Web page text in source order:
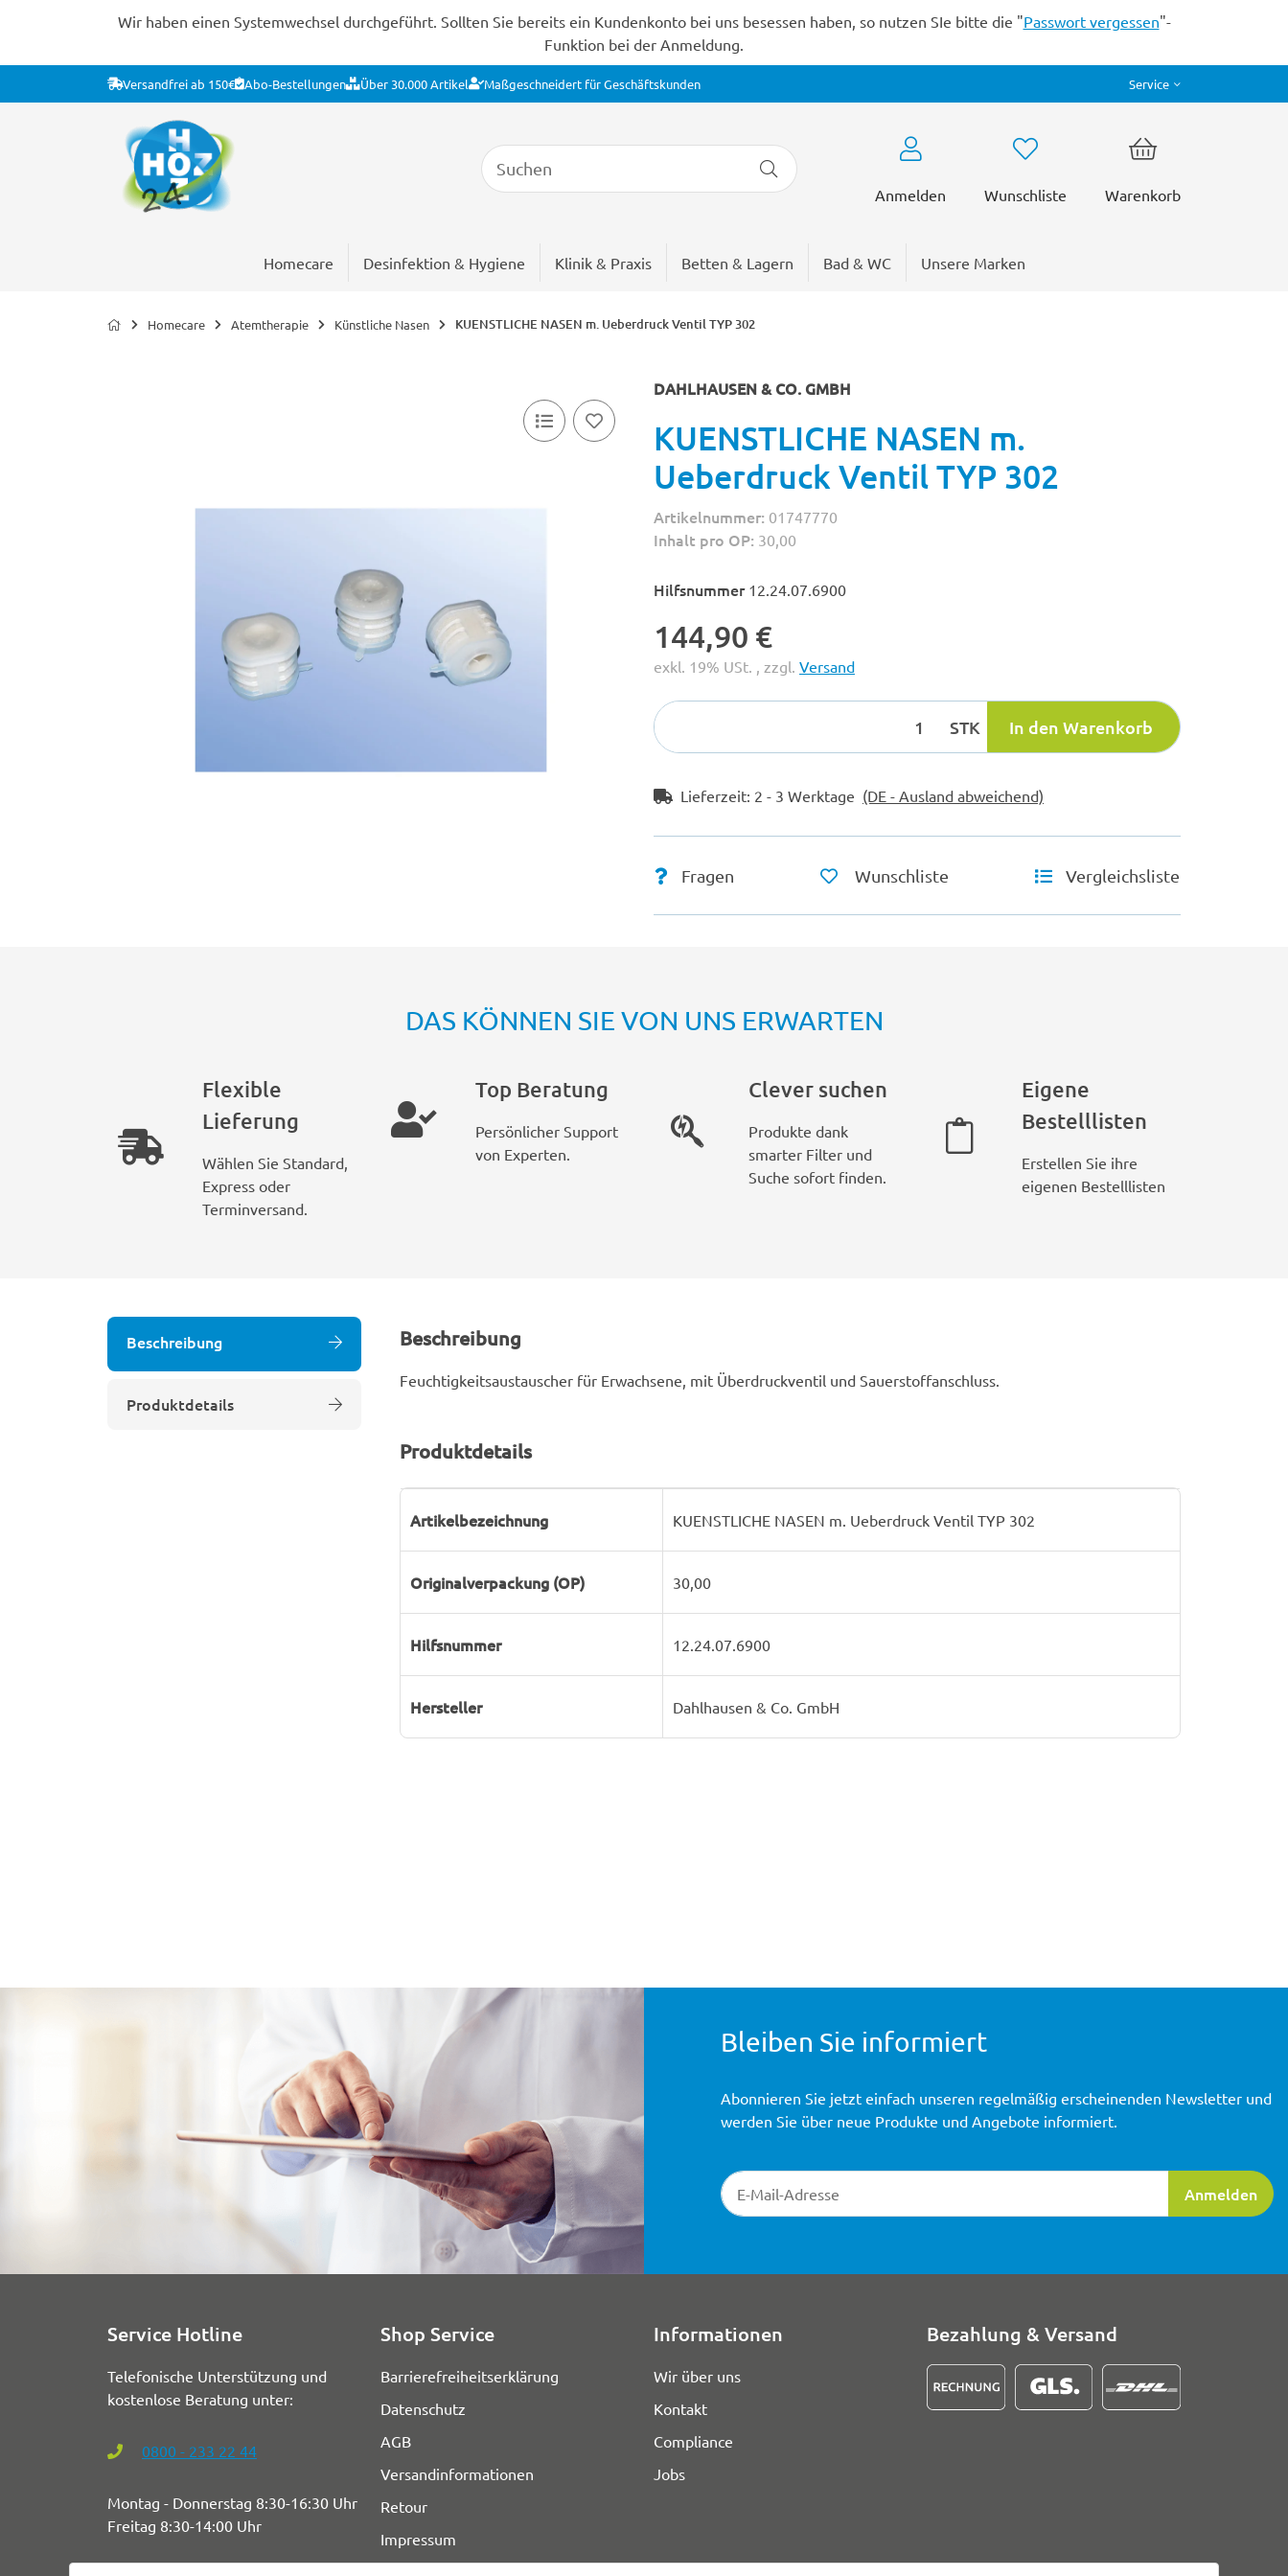
Wir haben einen Systemwechsel durchgeführt. Sollten Sie bereits ein Kundenkonto bei uns besessen haben, so nutzen SIe bitte die "Passwort vergessen"-
Funktion bei der Anmeldung.
Versandfrei ab 150€ Abo-Bestellungen Über 30.000 Artikel Maßgeschneidert für Geschäftskunden Service
Anmelden Wunschliste Warenkorb
Homecare Desinfektion & Hygiene Klinik & Praxis Betten & Lagern Bad & WC Unsere Marken
Homecare Atemtherapie Künstliche Nasen KUENSTLICHE NASEN m. Ueberdruck Ventil TYP 302
DAHLHAUSEN & CO. GMBH
KUENSTLICHE NASEN m.
Ueberdruck Ventil TYP 302
Artikelnummer: 01747770
Inhalt pro OP: 30,00
Hilfsnummer 12.24.07.6900
144,90 €
exkl. 19% USt. , zzgl. Versand
STK In den Warenkorb
Lieferzeit: 2 - 3 Werktage (DE - Ausland abweichend)
Fragen Wunschliste Vergleichsliste
DAS KÖNNEN SIE VON UNS ERWARTEN
Flexible
Lieferung
Wählen Sie Standard,
Express oder
Terminversand.
Top Beratung
Persönlicher Support
von Experten.
Clever suchen
Produkte dank
smarter Filter und
Suche sofort finden.
Eigene
Bestelllisten
Erstellen Sie ihre
eigenen Bestelllisten
Beschreibung
Produktdetails
Beschreibung
Feuchtigkeitsaustauscher für Erwachsene, mit Überdruckventil und Sauerstoffanschluss.
Produktdetails
Artikelbezeichnung KUENSTLICHE NASEN m. Ueberdruck Ventil TYP 302
Originalverpackung (OP) 30,00
Hilfsnummer 12.24.07.6900
Hersteller Dahlhausen & Co. GmbH
Bleiben Sie informiert
Newsletter-Registrierung
Anmelden
Abonnieren Sie jetzt einfach unseren regelmäßig erscheinenden Newsletter und
werden Sie über neue Produkte und Angebote informiert.
Service Hotline
Telefonische Unterstützung und
kostenlose Beratung unter:
0800 - 233 22 44
Montag - Donnerstag 8:30-16:30 Uhr
Freitag 8:30-14:00 Uhr
Shop Service
Barrierefreiheitserklärung
Datenschutz
AGB
Versandinformationen
Retour
Impressum
Informationen
Wir über uns
Kontakt
Compliance
Jobs
Bezahlung & Versand